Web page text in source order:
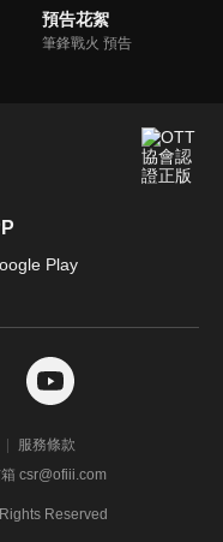
預告花絮
筆鋒戰火 預告
服務條款
csr@ofiii.com
Reserved